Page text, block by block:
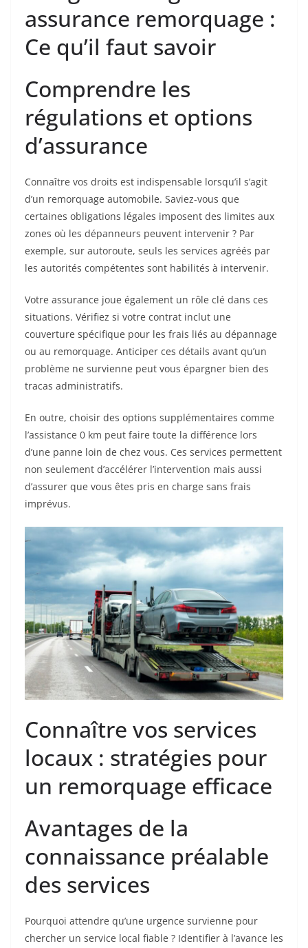
assurance remorquage :
Ce qu’il faut savoir
Comprendre les
régulations et options
d’assurance
Connaître vos droits est indispensable lorsqu’il s’agit
d’un remorquage automobile. Saviez-vous que
certaines obligations légales imposent des limites aux
zones où les dépanneurs peuvent intervenir ? Par
exemple, sur autoroute, seuls les services agréés par
les autorités compétentes sont habilités à intervenir.
Votre assurance joue également un rôle clé dans ces
situations. Vérifiez si votre contrat inclut une
couverture spécifique pour les frais liés au dépannage
ou au remorquage. Anticiper ces détails avant qu’un
problème ne survienne peut vous épargner bien des
tracas administratifs.
En outre, choisir des options supplémentaires comme
l’assistance 0 km peut faire toute la différence lors
d’une panne loin de chez vous. Ces services permettent
non seulement d’accélérer l’intervention mais aussi
d’assurer que vous êtes pris en charge sans frais
imprévus.
Connaître vos services
locaux : stratégies pour
un remorquage efficace
Avantages de la
connaissance préalable
des services
Pourquoi attendre qu’une urgence survienne pour
chercher un service local fiable ? Identifier à l’avance les